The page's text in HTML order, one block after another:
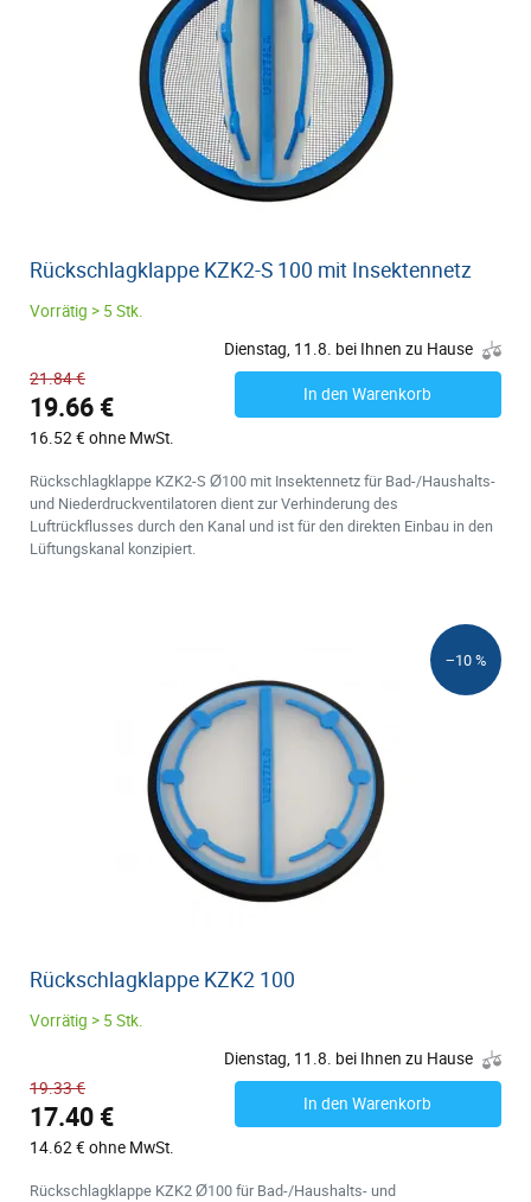
Rückschlagklappe KZK2-S 100 mit Insektennetz
Vorrätig > 5 Stk.
Dienstag, 11.8. bei Ihnen zu Hause
21.84 €
19.66 €
16.52 € ohne MwSt.
In den Warenkorb
Rückschlagklappe KZK2-S Ø100 mit Insektennetz für Bad-/Haushalts-
und Niederdruckventilatoren dient zur Verhinderung des
Luftrückflusses durch den Kanal und ist für den direkten Einbau in den
Lüftungskanal konzipiert.
−10 %
Rückschlagklappe KZK2 100
Vorrätig > 5 Stk.
Dienstag, 11.8. bei Ihnen zu Hause
19.33 €
17.40 €
14.62 € ohne MwSt.
In den Warenkorb
Rückschlagklappe KZK2 Ø100 für Bad-/Haushalts- und